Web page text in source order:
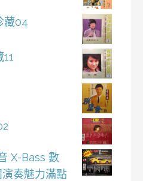
藏04
X-Bass 數
奏魅力滿點